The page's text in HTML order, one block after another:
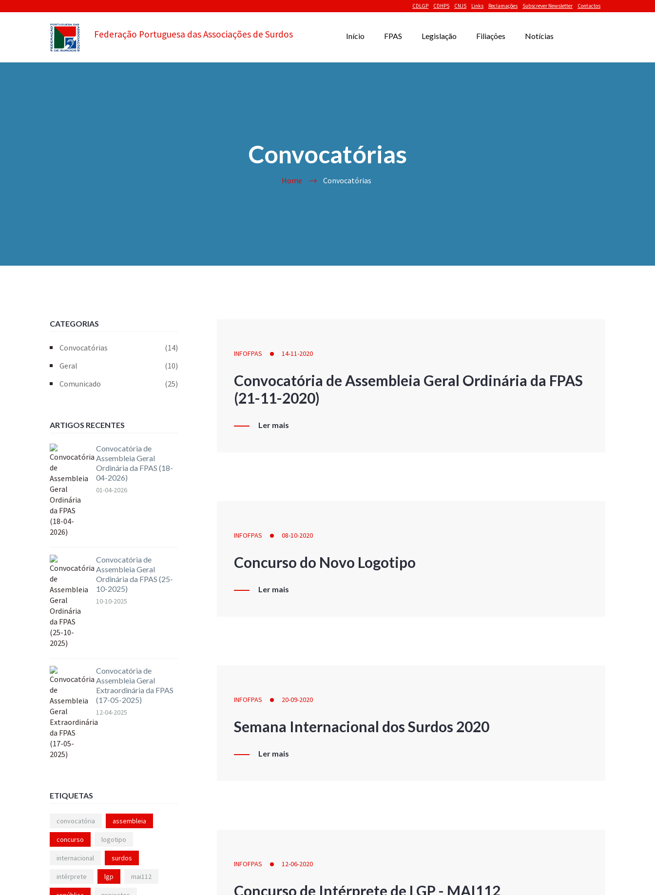
CDLGP CDHPS CNJS Links Reclamações Subscrever Newsletter Contactos
Federação Portuguesa das Associações de Surdos Início FPAS Legislação Filiações Notícias
Convocatórias
Home Convocatórias
INFOFPAS 14-11-2020
Convocatória de Assembleia Geral Ordinária da FPAS
(21-11-2020)
Ler mais
INFOFPAS 08-10-2020
Concurso do Novo Logotipo
Ler mais
INFOFPAS 20-09-2020
Semana Internacional dos Surdos 2020
Ler mais
INFOFPAS 12-06-2020
Concurso de Intérprete de LGP - MAI112
CATEGORIAS
Convocatórias
(14)
Geral
(10)
Comunicado
(25)
ARTIGOS RECENTES
Convocatória de
Assembleia Geral
Ordinária da FPAS (18-
04-2026)
01-04-2026
Convocatória de
Assembleia Geral
Ordinária da FPAS (25-
10-2025)
10-10-2025
Convocatória de
Assembleia Geral
Extraordinária da FPAS
(17-05-2025)
12-04-2025
ETIQUETAS
convocatória assembleia
concurso logotipo
internacional surdos
intérprete lgp mai112